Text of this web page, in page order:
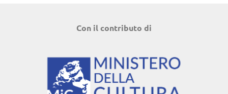
Con il contributo di